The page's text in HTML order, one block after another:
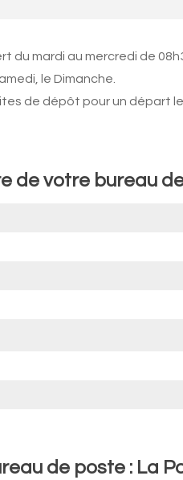
du mardi au mercredi de
le Dimanche.
de dépôt pour un départ
de votre bureau
de poste : La